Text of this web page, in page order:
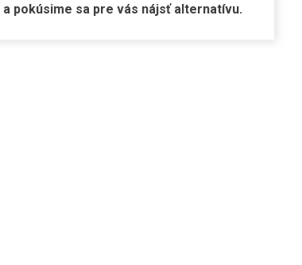
a pokúsime sa pre vás nájsť alternatívu.